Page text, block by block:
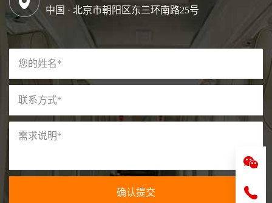
中国 · 北京市朝阳区东三环南路25号
确认提交